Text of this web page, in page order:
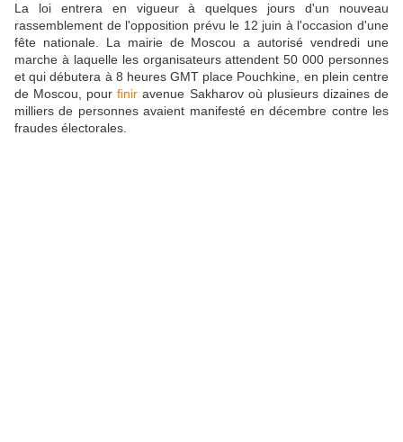
La loi entrera en vigueur à quelques jours d'un nouveau
rassemblement de l'opposition prévu le 12 juin à l'occasion d'une
fête nationale. La mairie de Moscou a autorisé vendredi une
marche à laquelle les organisateurs attendent 50 000 personnes
et qui débutera à 8 heures GMT place Pouchkine, en plein centre
de Moscou, pourfinir avenue Sakharov où plusieurs dizaines de
milliers de personnes avaient manifesté en décembre contre les
fraudes électorales.